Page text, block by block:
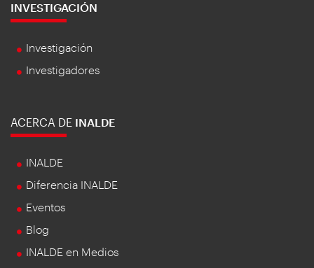
INVESTIGACIÓN
Investigación
Investigadores
ACERCA DE INALDE
INALDE
Diferencia INALDE
Eventos
Blog
INALDE en Medios